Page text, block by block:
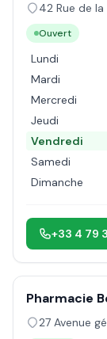
42 Rue de
Ouvert
Lundi
Mardi
Mercredi
Jeudi
Vendredi
Samedi
Dimanche
+33 4 79
Pharmacie
27 Avenue